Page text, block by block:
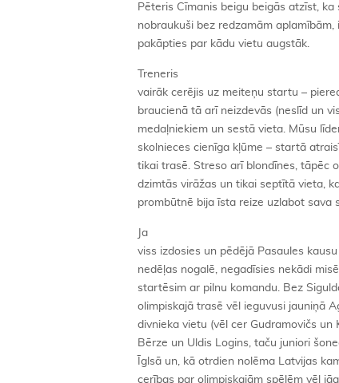
Pēteris Cīmanis beigu beigās atzīst,
nobraukuši bez redzamām
pakāpties par kādu vietu augstāk.
Treneris
vairāk cerējis uz meiteņu startu –
braucienā tā arī neizdevās (neslīd un
medaļniekiem un sestā vieta. Mūsu
skolnieces cienīga kļūme – startā
tikai trasē. Streso arī blondīnes, tāpēc
dzimtās virāžas un tikai septītā vieta,
prombūtnē bija īsta reize uzlabot sava
Ja
viss izdosies un pēdējā Pasaules
nedēļas nogalē, negadīsies nekādi
startēsim ar pilnu komandu. Bez
olimpiskajā trasē vēl ieguvusi jauniņā
divnieka vietu (vēl cer Gudramovičs
Bērze un Uldis Logins, taču juniori
Īglsā un, kā otrdien nolēma Latvijas
cerības par olimpiskajām spēlēm vēl